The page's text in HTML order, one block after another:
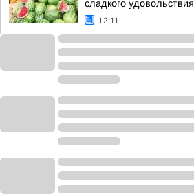
сладкого удовольствия
12:11